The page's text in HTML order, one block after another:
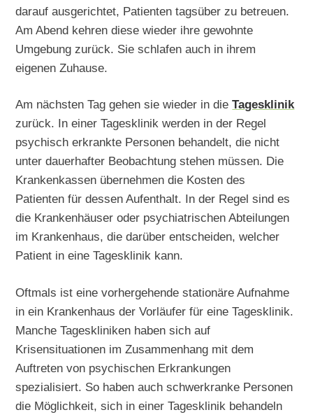
darauf ausgerichtet, Patienten tagsüber zu betreuen.
Am Abend kehren diese wieder ihre gewohnte
Umgebung zurück. Sie schlafen auch in ihrem
eigenen Zuhause.
Am nächsten Tag gehen sie wieder in dieTagesklinik
zurück. In einer Tagesklinik werden in der Regel
psychisch erkrankte Personen behandelt, die nicht
unter dauerhafter Beobachtung stehen müssen. Die
Krankenkassen übernehmen die Kosten des
Patienten für dessen Aufenthalt. In der Regel sind es
die Krankenhäuser oder psychiatrischen Abteilungen
im Krankenhaus, die darüber entscheiden, welcher
Patient in eine Tagesklinik kann.
Oftmals ist eine vorhergehende stationäre Aufnahme
in ein Krankenhaus der Vorläufer für eine Tagesklinik.
Manche Tageskliniken haben sich auf
Krisensituationen im Zusammenhang mit dem
Auftreten von psychischen Erkrankungen
spezialisiert. So haben auch schwerkranke Personen
die Möglichkeit, sich in einer Tagesklinik behandeln